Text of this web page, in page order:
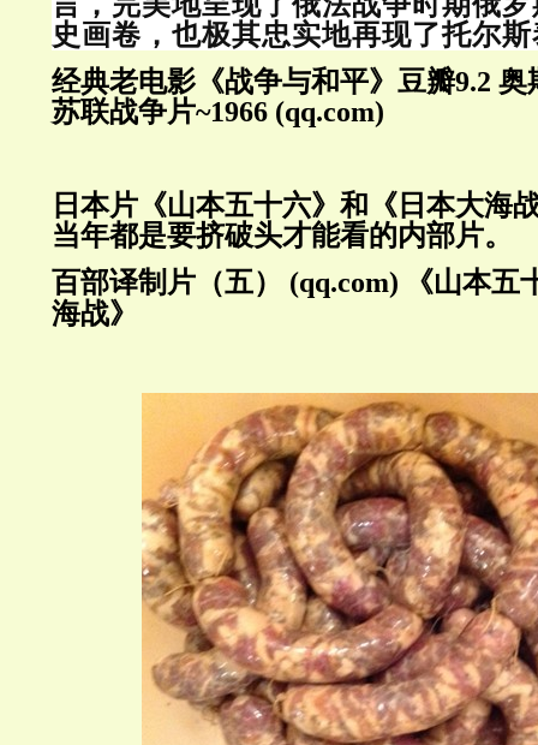
史画卷，也极其忠实地再现了托尔
经典老电影《战争与和平》豆瓣9.2 奥
苏联战争片~1966 (qq.com)
日本片《山本五十六》和《日本大海
当年都是要挤破头才能看的内部片。
百部译制片（五）
(qq.com)
《山本
海战》